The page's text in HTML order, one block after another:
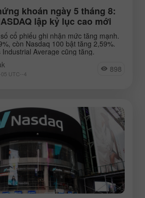
khoán ngày 5 tháng 8:
lập kỷ lục cao mới
cổ phiếu ghi nhận mức tăng mạnh.
còn Nasdaq 100 bật tăng 2,59%.
Average cũng tăng.
UTC--4 898